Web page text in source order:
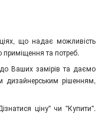
що надає можливість
приміщення та потреб.
Ваших замірів та даємо
дизайнерським рішенням,
ціну" чи "Купити".